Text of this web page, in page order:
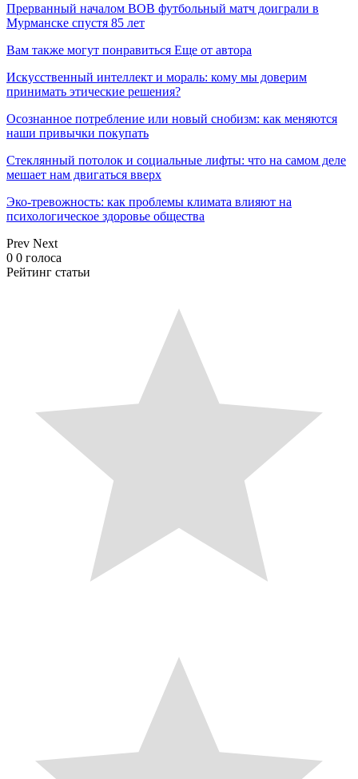
Прерванный началом ВОВ футбольный матч доиграли в
Мурманске спустя 85 лет
Вам также могут понравиться Еще от автора
Искусственный интеллект и мораль: кому мы доверим
принимать этические решения?
Осознанное потребление или новый снобизм: как меняются
наши привычки покупать
Стеклянный потолок и социальные лифты: что на самом деле
мешает нам двигаться вверх
Эко-тревожность: как проблемы климата влияют на
психологическое здоровье общества
Prev Next
0 0 голоса
Рейтинг статьи